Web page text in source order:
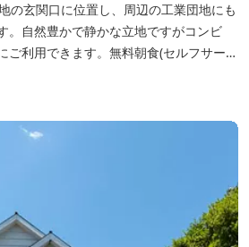
の玄関口に位置し、周辺の工業団地にも
。自然豊かで静かな立地ですがコンビ
ご利用できます。無料朝食(セルフサービ
。